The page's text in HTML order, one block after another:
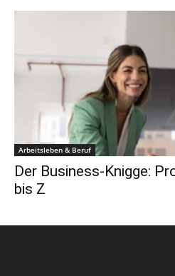
Arbeitsleben & Beruf
Der Business-Knigge:
bis Z